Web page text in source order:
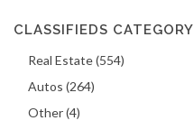
CLASSIFIEDS CATEGORY
Real Estate (554)
Autos (264)
Other (4)